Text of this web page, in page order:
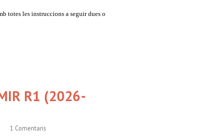
totes les instruccions a seguir dues o
2026
R1 (2026-
1 Comentaris